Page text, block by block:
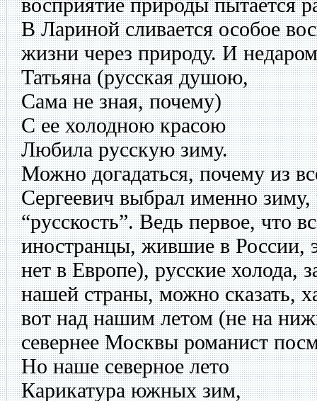
В Лариной сливается особое
жизни через природу. И
Татьяна (русская душою,
Сама не зная, почему)
С ее холодною красою
Любила русскую зиму.
Можно догадаться, почему из
Сергеевич выбрал именно
“русскость”. Ведь первое, что
иностранцы, жившие в России,
нет в Европе), русские холода,
нашей страны, можно сказать,
вот над нашим летом (не на
севернее Москвы романист
Но наше северное лето
Карикатура южных зим,